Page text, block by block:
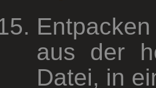
aus der
Datei, in